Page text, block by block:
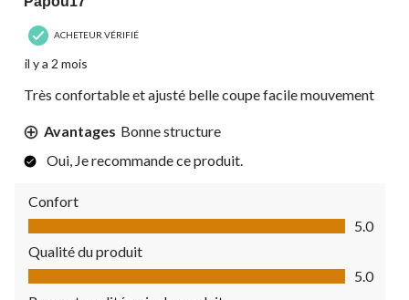
ACHETEUR VÉRIFIÉ
il y a 2 mois
Très confortable et ajusté belle coupe facile mouvement
Avantages Bonne structure
Oui, Je recommande ce produit.
Confort
Confort, 5.0 sur 5
5.0
Qualité du produit
Qualité du produit, 5.0 sur 5
5.0